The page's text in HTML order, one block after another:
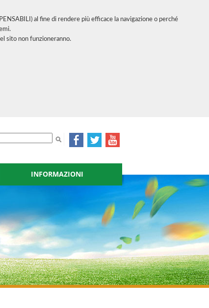
al fine di rendere più efficace la navigazione o perché
sito non funzioneranno.
INFORMAZIONI